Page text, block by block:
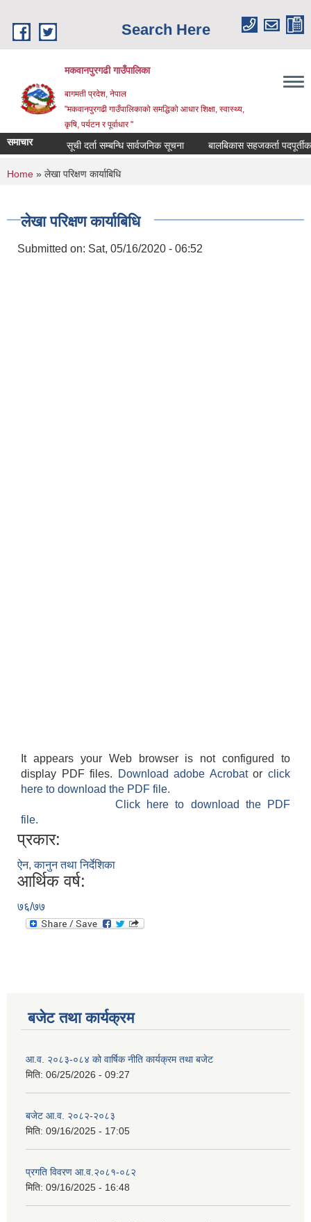
Search Here
मकवानपुरगढी गाउँपालिका
बागमती प्रदेश, नेपाल
"मकवानपुरगढी गाउँपालिकाको समद्धिको आधार शिक्षा, स्‍वास्‍थ्‍य,
कृषि, पर्यटन र पूर्वाधार "
समाचार सूची दर्ता सम्बन्धि सार्वजनिक सूचना बालबिकास सहजकर्ता पदपूर्तीका लागि
You are here
Home » लेखा परिक्षण कार्याबिधि
लेखा परिक्षण कार्याबिधि
Submitted on: Sat, 05/16/2020 - 06:52
It appears your Web browser is not configured to
display PDF files.
Download adobe Acrobatorclick
here to download the PDF file.
Click here to download the PDF
file.
प्रकार:
ऐन, कानुन तथा निर्देशिका
आर्थिक वर्ष:
७६/७७
बजेट तथा कार्यक्रम
आ.व. २०८३-०८४ को वार्षिक नीति कार्यक्रम तथा बजेट
मिति: 06/25/2026 - 09:27
बजेट आ.व. २०८२-२०८३
मिति: 09/16/2025 - 17:05
प्रगति विवरण आ.व.२०८१-०८२
मिति: 09/16/2025 - 16:48